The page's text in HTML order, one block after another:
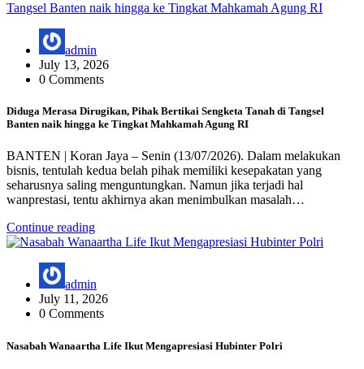
admin
July 13, 2026
0 Comments
Diduga Merasa Dirugikan, Pihak Bertikai Sengketa Tanah di Tangsel
Banten naik hingga ke Tingkat Mahkamah Agung RI
BANTEN | Koran Jaya – Senin (13/07/2026). Dalam melakukan
bisnis, tentulah kedua belah pihak memiliki kesepakatan yang
seharusnya saling menguntungkan. Namun jika terjadi hal
wanprestasi, tentu akhirnya akan menimbulkan masalah…
Continue reading
admin
July 11, 2026
0 Comments
Nasabah Wanaartha Life Ikut Mengapresiasi Hubinter Polri